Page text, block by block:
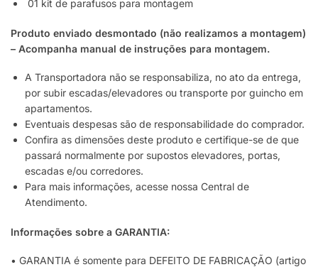
01 kit de parafusos para montagem
Produto enviado desmontado (não realizamos a montagem)
– Acompanha manual de instruções para montagem.
A Transportadora não se responsabiliza, no ato da entrega,
por subir escadas/elevadores ou transporte por guincho em
apartamentos.
Eventuais despesas são de responsabilidade do comprador.
Confira as dimensões deste produto e certifique-se de que
passará normalmente por supostos elevadores, portas,
escadas e/ou corredores.
Para mais informações, acesse nossa Central de
Atendimento.
Informações sobre a GARANTIA:
• GARANTIA é somente para DEFEITO DE FABRICAÇÃO (artigo